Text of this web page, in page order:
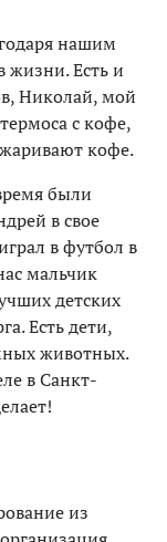
нашим
жизни. Есть и
Николай, мой
с кофе,
кофе.
были
в свое
в футбол в
мальчик
детских
Есть дети,
животных.
в Санкт-
из